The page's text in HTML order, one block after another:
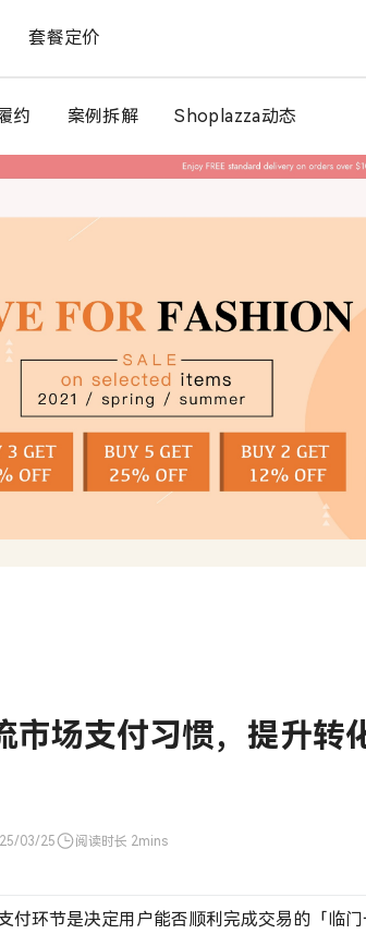
套餐定价
约 案例拆解 Shoplazza动态
市场支付习惯，提升转
03/25 阅读时长 2mins
付环节是决定用户能否顺利完成交易的「临